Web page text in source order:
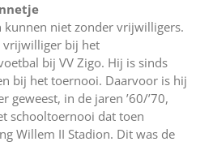
kunnen niet zonder vrijwilligers.
vrijwilliger bij het
bij VV Zigo. Hij is sinds
bij het toernooi. Daarvoor is hij
geweest, in de jaren ’60/’70,
schooltoernooi dat toen
Willem II Stadion. Dit was de